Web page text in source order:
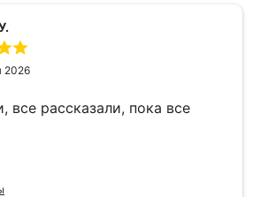
2026
все рассказали, пока все